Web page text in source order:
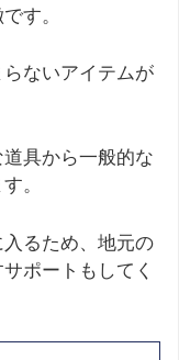
す。
ないアイテムが
具から一般的な
。
るため、地元の
ポートもしてく